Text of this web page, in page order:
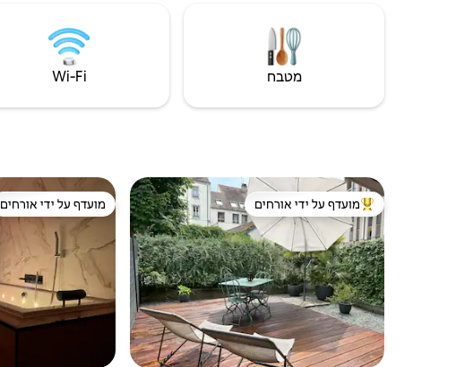
également français.
מטבח Wi‑Fi
מוביל בקרב נכסים מועדפים על ידי אורחים
מועדף על ידי אורחים מועדף על ידי אורחים
מועדף על ידי אורחים